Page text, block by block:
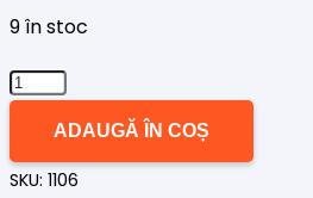
9 în stoc
Cantitate
Patent
(bumbac
rib)
ADAUGĂ ÎN COȘ
SKU: 1106